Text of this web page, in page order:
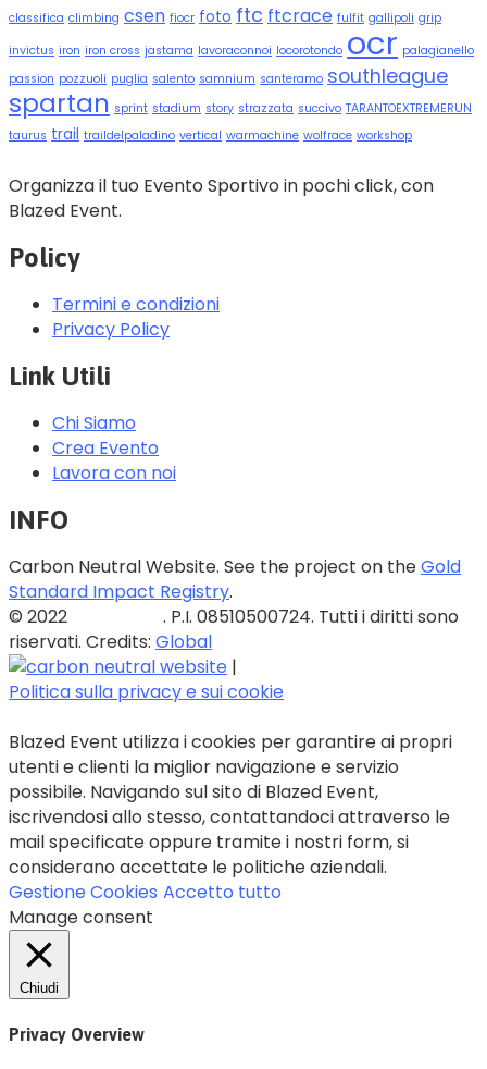
classifica climbing csen fiocr foto ftc ftcrace fulfit gallipoli grip
invictus iron iron cross jastama lavoraconnoi locorotondo ocr palagianello
passion pozzuoli puglia salento samnium santeramo southleague
spartan sprint stadium story strazzata succivo TARANTOEXTREMERUN
taurus trail traildelpaladino vertical warmachine wolfrace workshop
Organizza il tuo Evento Sportivo in pochi click, con
Blazed Event.
Policy
Termini e condizioni
Privacy Policy
Link Utili
Chi Siamo
Crea Evento
Lavora con noi
INFO
Carbon Neutral Website. See the project on theGold
Standard Impact Registry.
© 2022
. P.I. 08510500724. Tutti i diritti sono
riservati. Credits: Global
|
Politica sulla privacy e sui cookie
Blazed Event utilizza i cookies per garantire ai propri
utenti e clienti la miglior navigazione e servizio
possibile. Navigando sul sito di Blazed Event,
iscrivendosi allo stesso, contattandoci attraverso le
mail specificate oppure tramite i nostri form, si
considerano accettate le politiche aziendali.
Gestione Cookies Accetto tutto
Manage consent
Chiudi
Privacy Overview